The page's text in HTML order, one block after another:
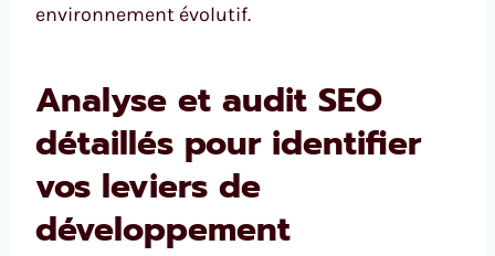
environnement évolutif.
Analyse et audit SEO
détaillés pour identifier
vos leviers de
développement